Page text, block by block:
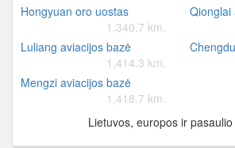
Hongyuan oro uostas
1,340.7 km.
Qionglai
Luliang aviacijos bazė
1,414.3 km.
Mengzi aviacijos bazė
1,418.7 km.
Lietuvos, europos ir